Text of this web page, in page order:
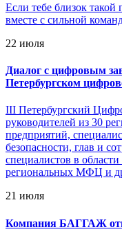
Если тебе близок такой
вместе с сильной
22 июля
Диалог с цифровым
Петербургском
III Петербургский
руководителей из 30
предприятий,
безопасности, глав и
специалистов в
региональных МФЦ и
21 июля
Компания БАГГАЖ